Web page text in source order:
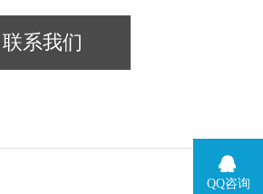
联系我们
QQ咨询